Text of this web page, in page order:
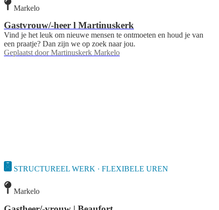
Markelo
Gastvrouw/-heer l Martinuskerk
Vind je het leuk om nieuwe mensen te ontmoeten en houd je van
een praatje? Dan zijn we op zoek naar jou.
Geplaatst door Martinuskerk Markelo
STRUCTUREEL WERK · FLEXIBELE UREN
Markelo